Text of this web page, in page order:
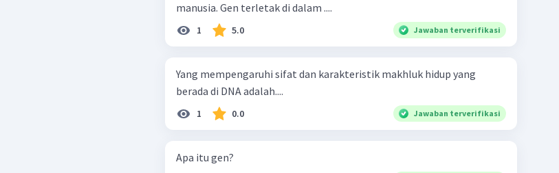
manusia. Gen terletak di dalam ....
1 5.0 Jawaban terverifikasi
Yang mempengaruhi sifat dan karakteristik makhluk hidup yang
berada di DNA adalah....
1 0.0 Jawaban terverifikasi
Apa itu gen?